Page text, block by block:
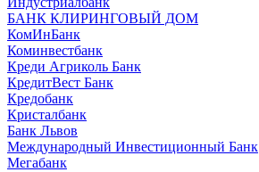
БАНК КЛИРИНГОВЫЙ ДОМ
КомИнБанк
Коминвестбанк
Креди Агриколь Банк
КредитВест Банк
Кредобанк
Кристалбанк
Банк Львов
Международный Инвестиционный Банк
Мегабанк